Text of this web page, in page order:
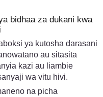
bidhaa za dukani kwa
ya kutosha darasani
au sitasita
kazi au liambie
wa vitu hivi.
na picha